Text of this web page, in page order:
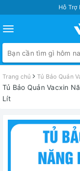
Hỗ Trợ
Toggle
navigation
Trang chủ Tủ Bảo Quản
Tủ Bảo Quản Vacxin
Lít